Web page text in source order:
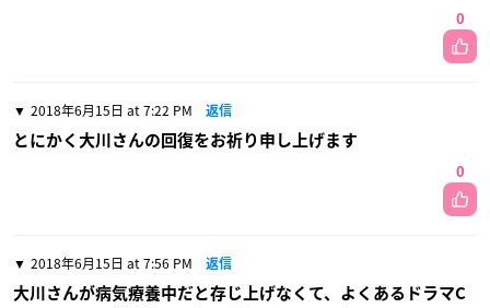
0
2018年6月15日 at 7:22 PM 返信
とにかく大川さんの回復をお祈り申し上げます
0
2018年6月15日 at 7:56 PM 返信
大川さんが病気療養中だと存じ上げなくて、よくあるドラマC